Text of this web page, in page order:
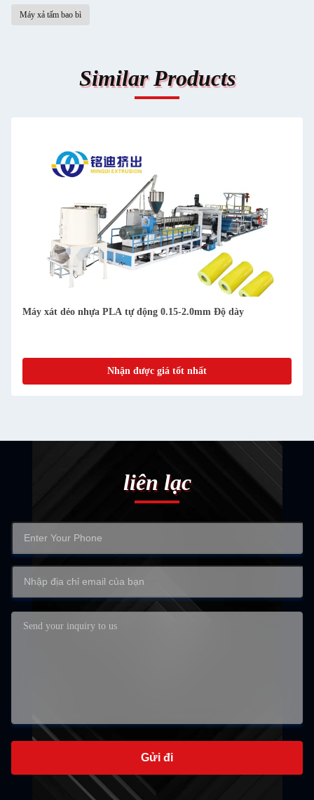
Máy xả tấm bao bì
Similar Products
Máy xát dẻo nhựa PLA tự động 0.15-2.0mm Độ dày
Nhận được giá tốt nhất
liên lạc
Gửi đi